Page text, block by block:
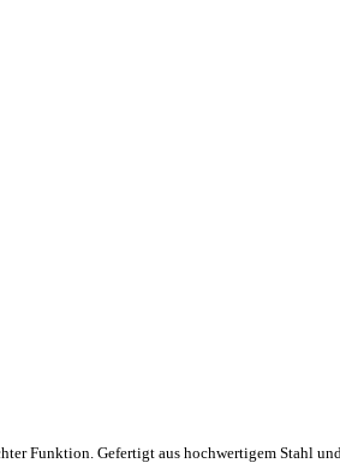
Funktion. Gefertigt aus hochwertigem Stahl